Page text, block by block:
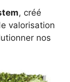
, créé
valorisation
nos